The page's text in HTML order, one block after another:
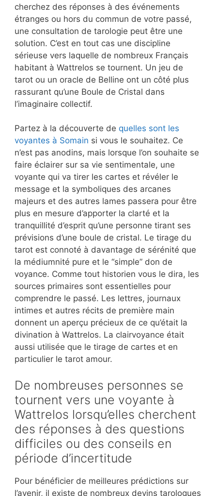
cherchez des réponses à des événements
étranges ou hors du commun de votre passé,
une consultation de tarologie peut être une
solution. C’est en tout cas une discipline
sérieuse vers laquelle de nombreux Français
habitant à Wattrelos se tournent. Un jeu de
tarot ou un oracle de Belline ont un côté plus
rassurant qu’une Boule de Cristal dans
l’imaginaire collectif.
Partez à la découverte de quelles sont les
voyantes à Somain si vous le souhaitez. Ce
n’est pas anodins, mais lorsque l’on souhaite se
faire éclairer sur sa vie sentimentale, une
voyante qui va tirer les cartes et révéler le
message et la symboliques des arcanes
majeurs et des autres lames passera pour être
plus en mesure d’apporter la clarté et la
tranquillité d’esprit qu’une personne tirant ses
prévisions d’une boule de cristal. Le tirage du
tarot est connoté à davantage de sérénité que
la médiumnité pure et le “simple” don de
voyance. Comme tout historien vous le dira, les
sources primaires sont essentielles pour
comprendre le passé. Les lettres, journaux
intimes et autres récits de première main
donnent un aperçu précieux de ce qu’était la
divination à Wattrelos. La clairvoyance était
aussi utilisée que le tirage de cartes et en
particulier le tarot amour.
De nombreuses personnes se
tournent vers une voyante à
Wattrelos lorsqu’elles cherchent
des réponses à des questions
difficiles ou des conseils en
période d’incertitude
Pour bénéficier de meilleures prédictions sur
l’avenir, il existe de nombreux devins tarologues